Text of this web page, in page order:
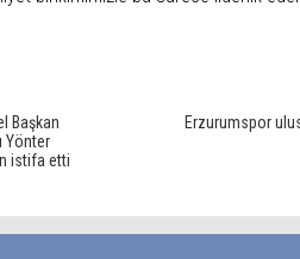
Başkan
Yönter
istifa etti
Erzurumspor